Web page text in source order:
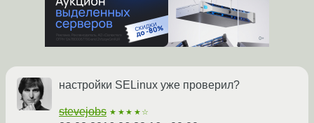
настройки SELinux уже проверил?
stevejobs ★★★★☆